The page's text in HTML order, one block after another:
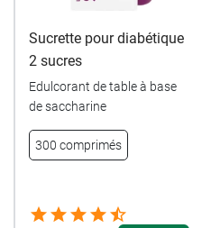
Sucrette pour diabétique
2 sucres
Edulcorant de table à base
de saccharine
300 comprimés